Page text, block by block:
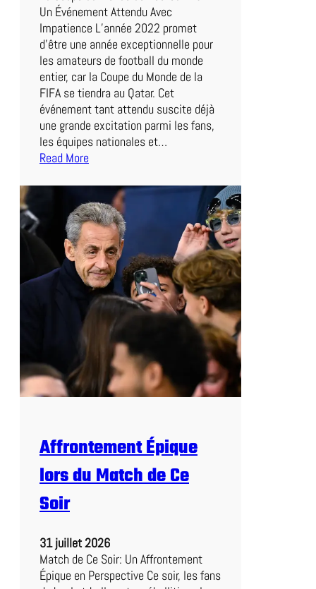
i
a
b
l
e
s
R
o
u
g
s
e
n
Q
u
ê
t
e
V
c
t
r
Un Événement Attendu Avec
Impatience L’année 2022 promet
d’être une année exceptionnelle pour
les amateurs de football du monde
entier, car la Coupe du Monde de la
FIFA se tiendra au Qatar. Cet
événement tant attendu suscite déjà
une grande excitation parmi les fans,
les équipes nationales et…
Read More
L
e
M
a
t
c
h
d
n
n
:
D
2
2
e
Affrontement Épique
lors du Match de Ce
Soir
31 juillet 2026
Match de Ce Soir: Un Affrontement
Épique en Perspective Ce soir, les fans